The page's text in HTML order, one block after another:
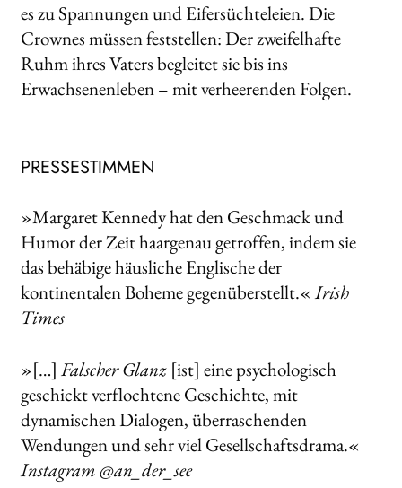
es zu Spannungen und Eifersüchteleien. Die
Crownes müssen feststellen: Der zweifelhafte
Ruhm ihres Vaters begleitet sie bis ins
Erwachsenenleben – mit verheerenden Folgen.
PRESSESTIMMEN
»Margaret Kennedy hat den Geschmack und
Humor der Zeit haargenau getroffen, indem sie
das behäbige häusliche Englische der
kontinentalen Boheme gegenüberstellt.«Irish
Times
»[…] Falscher Glanz [ist] eine psychologisch
geschickt verflochtene Geschichte, mit
dynamischen Dialogen, überraschenden
Wendungen und sehr viel Gesellschaftsdrama.«
Instagram @an_der_see